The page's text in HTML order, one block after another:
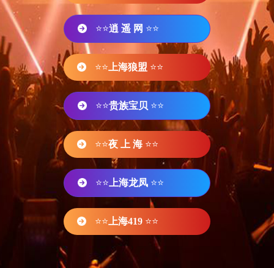
⭐⭐逍 遥 网 ⭐⭐
⭐⭐ 上海狼盟 ⭐⭐
⭐⭐贵族宝贝 ⭐⭐
⭐⭐夜 上 海 ⭐⭐
⭐⭐ 上海龙凤 ⭐⭐
⭐⭐ 上海419 ⭐⭐